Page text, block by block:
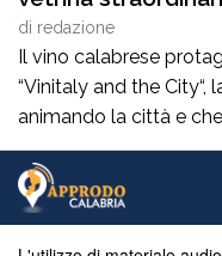
eccellenze”
di redazione
Il vino calabrese
“Vinitaly and the
animando la città e
eccellenze
che incrocia
valorizzazione delle